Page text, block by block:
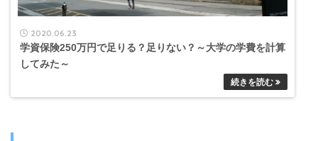
2020.06.23
学資保険250万円で足りる？足りない？～大学の学費を計算
してみた～